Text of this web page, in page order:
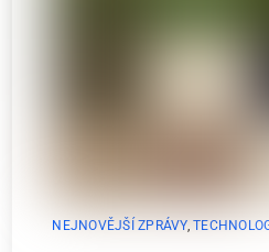
NEJNOVĚJŠÍ ZPRÁVY,